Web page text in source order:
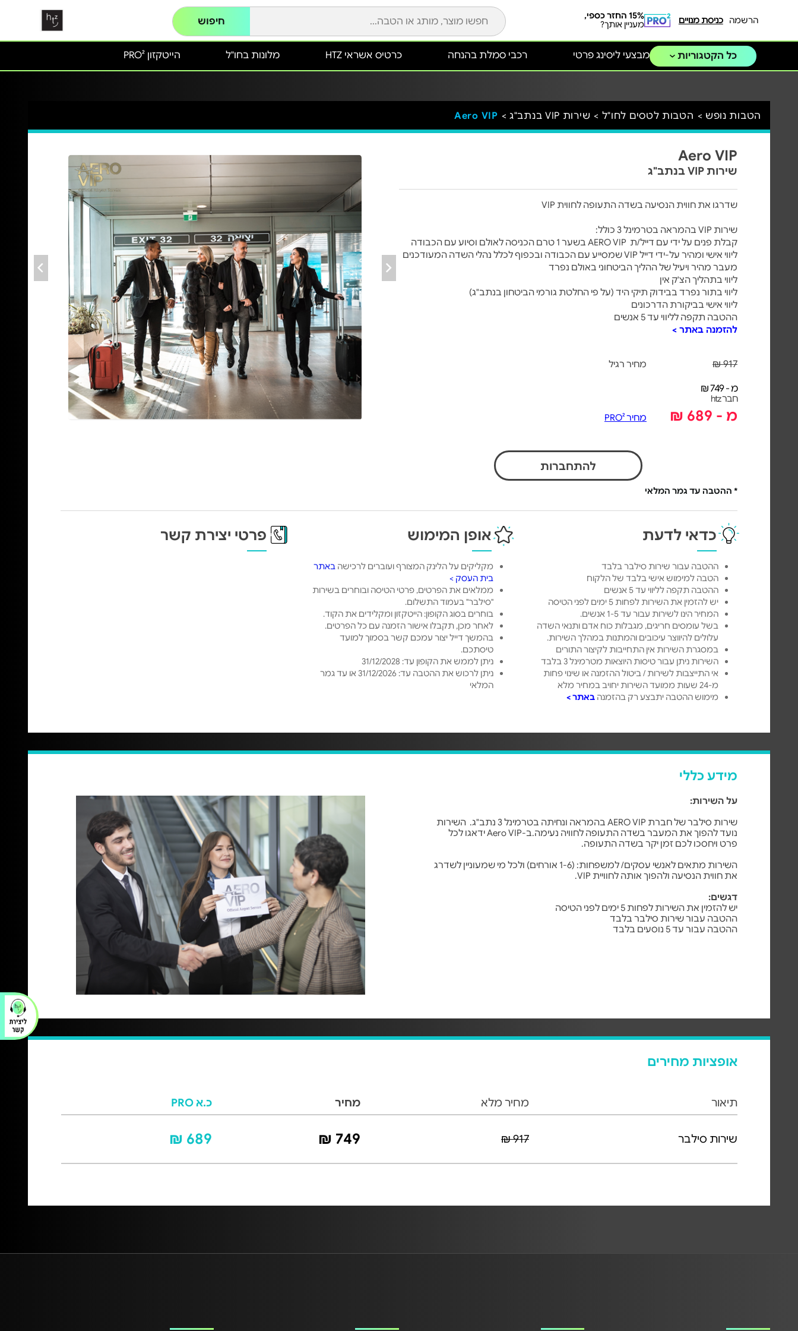
הרשמה כניסת מנויים
15% החזר כספי,
מעניין אותך?
חיפוש
כל הקטגוריות הייטקזון PRO² מלונות בחו"ל כרטיס אשראי HTZ מבצעי ליסינג פרטי רכבי סמלת בהנחה
הטבות נופש > הטבות לטסים לחו"ל > שירות VIP בנתב"ג > Aero VIP
Aero VIP
שירות VIP בנתב"ג
שדרגו את חווית הנסיעה בשדה התעופה לחווית VIP
שירות VIP בהמראה בטרמינל 3 כולל:
קבלת פנים על ידי עם דייל/ת AERO VIP בשער 1 טרם הכניסה לאולם וסיוע עם הכבודה
ליווי אישי ומהיר על-ידי דייל VIPשמסייע עם הכבודה ובכפוף לכלל נהלי השדה המעודכנים
מעבר מהיר ויעיל של ההליך הביטחוני באולם נפרד
ליווי בתהליך הצ'ק אין
ליווי בתור נפרד בבידוק תיקי היד (על פי החלטת גורמי הביטחון בנתב"ג)
ליווי אישי בביקורת הדרכונים
ההטבה תקפה לליווי עד 5 אנשים
להזמנה באתר >
917 ₪ מחיר רגיל
מ - 749 ₪
חבר htz
מ - 689 ₪ מחיר PRO²
להתחברות
* ההטבה עד גמר המלאי
כדאי לדעת
ההטבה עבור שירות סילבר בלבד
הטבה למימוש אישי בלבד של הלקוח
ההטבה תקפה לליווי עד 5 אנשים
יש להזמין את השירות לפחות 5 ימים לפני הטיסה
המחיר הינו לשירות עבור עד 1-5 אנשים.
בשל עומסים חריגים, מגבלות כוח אדם ותנאי השדה
עלולים להיווצר עיכובים והמתנות במהלך השירות.
במסגרת השירות אין התחייבות לקיצור התורים
השירות ניתן עבור טיסות היוצאות מטרמינל 3 בלבד
אי התייצבות לשירות / ביטול ההזמנה או שינוי פחות
מ-24 שעות ממועד השירות יחויב במחיר מלא
מימוש ההטבה יתבצע רק בהזמנהבאתר >
אופן המימוש
מקליקים על הלינק המצורף ועוברים לרכישהבאתר
בית העסק >
ממלאים את הפרטים, פרטי הטיסה ובוחרים בשירות
"סילבר" בעמוד התשלום.
בוחרים בסוג הקופון: הייטקזון ומקלידים את הקוד.
לאחר מכן, תקבלו אישור הזמנה עם כל הפרטים.
בהמשך דייל יצור עמכם קשר בסמוך למועד
טיסתכם.
ניתן לממש את הקופון עד: 31/12/2028
ניתן לרכוש את ההטבה עד: 31/12/2026 או עד גמר
המלאי
פרטי יצירת קשר
מידע כללי
על השירות:
שירות סילבר של חברת AERO VIP בהמראה ונחיתה בטרמינל 3 נתב"ג. השירות
נועד להפוך את המעבר בשדה התעופה לחוויה נעימה.ב-Aero VIP ידאגו לכל
פרט ויחסכו לכם זמן יקר בשדה התעופה.
השירות מתאים לאנשי עסקים/ למשפחות: (1-6 אורחים) ולכל מי שמעוניין לשדרג
את חווית הנסיעה ולהפוך אותה לחוויית VIP.
דגשים:
יש להזמין את השירות לפחות 5 ימים לפני הטיסה
ההטבה עבור שירות סילבר בלבד
ההטבה עבור עד 5 נוסעים בלבד
אופציות מחירים
תיאור מחיר מלא מחיר כ.א PRO
שירות סילבר 917 ₪
749 ₪
689 ₪